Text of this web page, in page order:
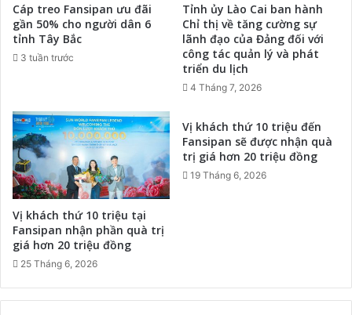
Cáp treo Fansipan ưu đãi
gần 50% cho người dân 6
tỉnh Tây Bắc
3 tuần trước
Tỉnh ủy Lào Cai ban hành
Chỉ thị về tăng cường sự
lãnh đạo của Đảng đối với
công tác quản lý và phát
triển du lịch
4 Tháng 7, 2026
Vị khách thứ 10 triệu tại
Fansipan nhận phần quà trị
giá hơn 20 triệu đồng
25 Tháng 6, 2026
Vị khách thứ 10 triệu đến
Fansipan sẽ được nhận quà
trị giá hơn 20 triệu đồng
19 Tháng 6, 2026